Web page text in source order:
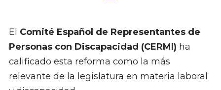
El Comité Español de Representantes de
Personas con Discapacidad (CERMI) ha
calificado esta reforma como la más
relevante de la legislatura en materia laboral